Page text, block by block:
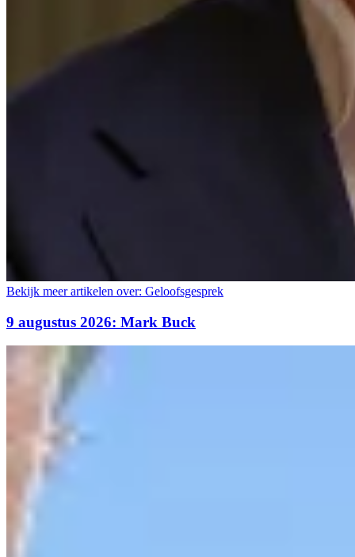
Bekijk meer artikelen over: Geloofsgesprek
9 augustus 2026: Mark Buck